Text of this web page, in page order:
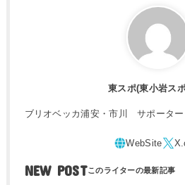
東スポ(東小岩ス
ブリオベッカ浦安・市川 サポーター
NEW POST